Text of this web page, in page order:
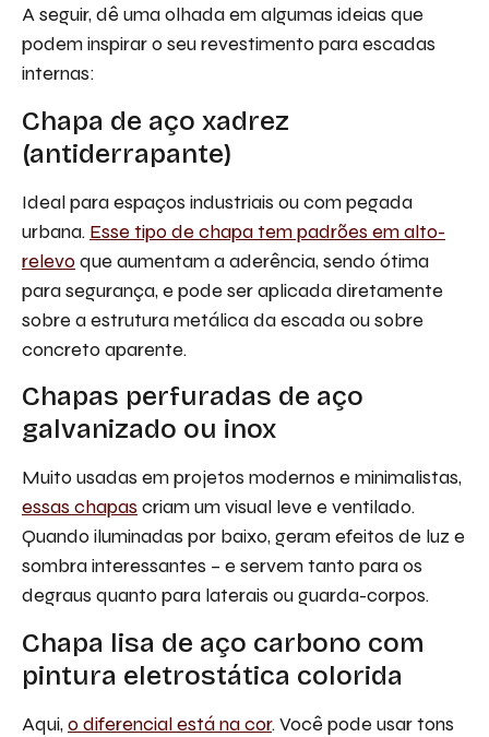
A seguir, dê uma olhada em algumas ideias que
podem inspirar o seu revestimento para escadas
internas:
Chapa de aço xadrez
(antiderrapante)
Ideal para espaços industriais ou com pegada
urbana. Esse tipo de chapa tem padrões em alto-
relevoque aumentam a aderência, sendo ótima
para segurança, e pode ser aplicada diretamente
sobre a estrutura metálica da escada ou sobre
concreto aparente.
Chapas perfuradas de aço
galvanizado ou inox
Muito usadas em projetos modernos e minimalistas,
essas chapas criam um visual leve e ventilado.
Quando iluminadas por baixo, geram efeitos de luz e
sombra interessantes – e servem tanto para os
degraus quanto para laterais ou guarda-corpos.
Chapa lisa de aço carbono com
pintura eletrostática colorida
Aqui,o diferencial está na cor. Você pode usar tons